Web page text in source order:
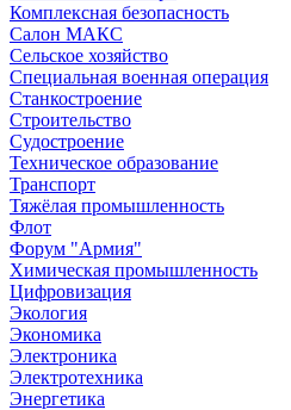
Комплексная безопасность
Салон МАКС
Сельское хозяйство
Специальная военная операция
Станкостроение
Строительство
Судостроение
Техническое образование
Транспорт
Тяжёлая промышленность
Флот
Форум "Армия"
Химическая промышленность
Цифровизация
Экология
Экономика
Электроника
Электротехника
Энергетика